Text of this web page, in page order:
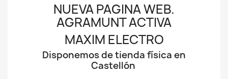
NUEVA PAGINA WEB.
AGRAMUNT ACTIVA
MAXIM ELECTRO
Disponemos de tienda física en
Castellón